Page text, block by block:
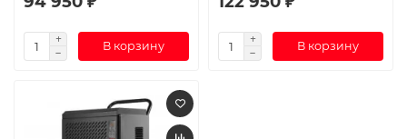
В корзину В корзину